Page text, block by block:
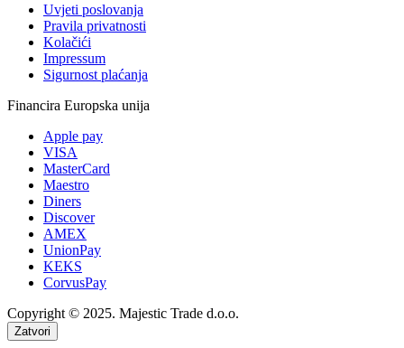
Uvjeti poslovanja
Pravila privatnosti
Kolačići
Impressum
Sigurnost plaćanja
Financira Europska unija
Apple pay
VISA
MasterCard
Maestro
Diners
Discover
AMEX
UnionPay
KEKS
CorvusPay
Copyright © 2025. Majestic Trade d.o.o.
Zatvori